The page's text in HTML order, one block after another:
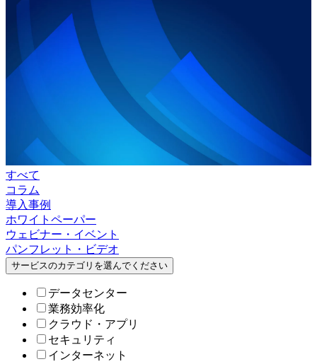
すべて
コラム
導入事例
ホワイトペーパー
ウェビナー・イベント
パンフレット・ビデオ
サービスのカテゴリを選んでください
データセンター
業務効率化
クラウド・アプリ
セキュリティ
インターネット